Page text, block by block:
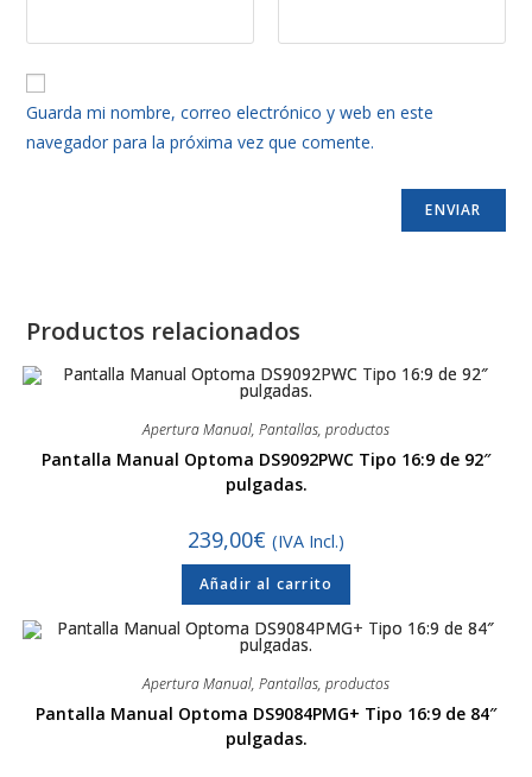
Guarda mi nombre, correo electrónico y web en este
navegador para la próxima vez que comente.
Productos relacionados
Apertura Manual, Pantallas, productos
Pantalla Manual Optoma DS9092PWC Tipo 16:9 de 92″
pulgadas.
239,00€ (IVA Incl.)
Añadir al carrito
Apertura Manual, Pantallas, productos
Pantalla Manual Optoma DS9084PMG+ Tipo 16:9 de 84″
pulgadas.